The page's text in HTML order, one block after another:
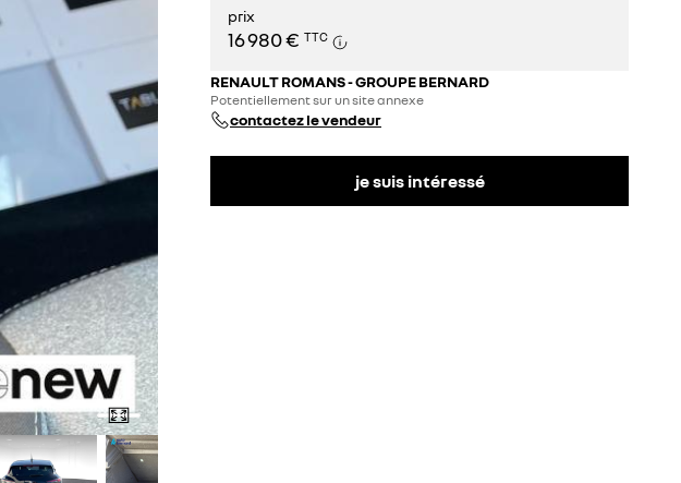
prix
16 980 € TTC
RENAULT ROMANS - GROUPE BERNARD
Potentiellement sur un site annexe
contactez le vendeur
je suis intéressé